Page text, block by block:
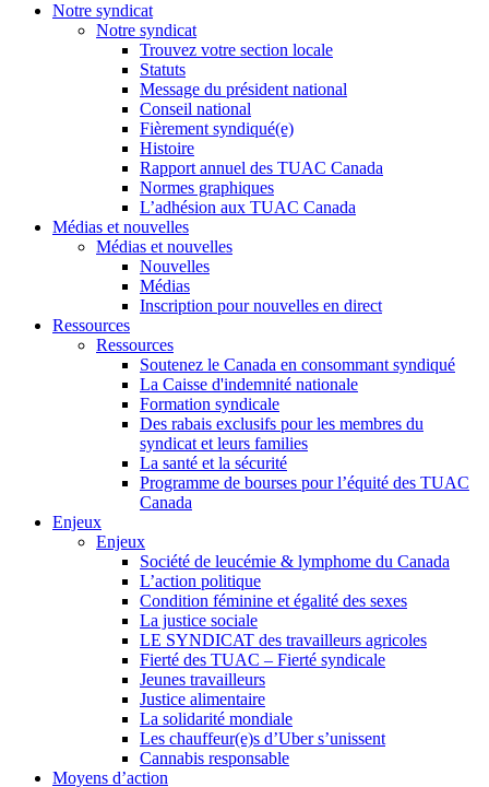
Notre syndicat
Notre syndicat
Trouvez votre section locale
Statuts
Message du président national
Conseil national
Fièrement syndiqué(e)
Histoire
Rapport annuel des TUAC Canada
Normes graphiques
L’adhésion aux TUAC Canada
Médias et nouvelles
Médias et nouvelles
Nouvelles
Médias
Inscription pour nouvelles en direct
Ressources
Ressources
Soutenez le Canada en consommant syndiqué
La Caisse d'indemnité nationale
Formation syndicale
Des rabais exclusifs pour les membres du
syndicat et leurs families
La santé et la sécurité
Programme de bourses pour l’équité des TUAC
Canada
Enjeux
Enjeux
Société de leucémie & lymphome du Canada
L’action politique
Condition féminine et égalité des sexes
La justice sociale
LE SYNDICAT des travailleurs agricoles
Fierté des TUAC – Fierté syndicale
Jeunes travailleurs
Justice alimentaire
La solidarité mondiale
Les chauffeur(e)s d’Uber s’unissent
Cannabis responsable
Moyens d’action